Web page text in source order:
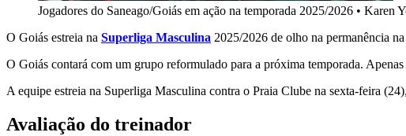
Jogadores do Saneago/Goiás em ação na temporada 2025/2026 • Karen
O Goiás estreia na Superliga Masculina 2025/2026 de olho na permanência
O Goiás contará com um grupo reformulado para a próxima temporada.
A equipe estreia na Superliga Masculina contra o Praia Clube na sexta-feira
Avaliação do treinador